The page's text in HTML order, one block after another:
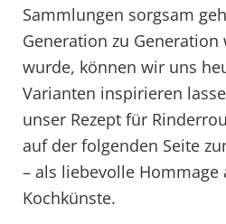
Sammlungen sorgsam
Generation zu Generation
wurde, können wir uns
Varianten inspirieren
unser Rezept für
auf der folgenden Seite
– als liebevolle Hommage
Kochkünste.